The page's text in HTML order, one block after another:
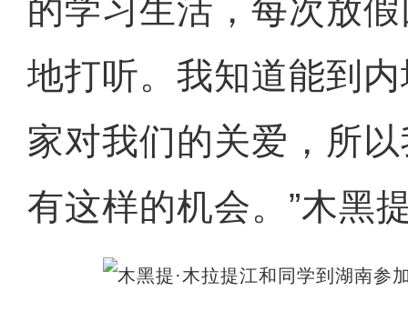
的学习生活，每次放
地打听。我知道能到
家对我们的关爱，所
有这样的机会。”木黑